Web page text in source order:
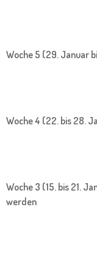
Woche 5 (29. Januar
Woche 4 (22. bis 28.
Woche 3 (15. bis 21.
werden